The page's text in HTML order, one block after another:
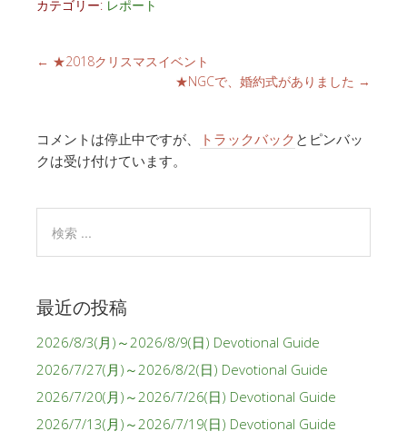
カテゴリー: レポート
← ★2018クリスマスイベント
★NGCで、婚約式がありました →
コメントは停止中ですが、 トラックバック とピンバッ
クは受け付けています。
最近の投稿
2026/8/3(月)～2026/8/9(日) Devotional Guide
2026/7/27(月)～2026/8/2(日) Devotional Guide
2026/7/20(月)～2026/7/26(日) Devotional Guide
2026/7/13(月)～2026/7/19(日) Devotional Guide